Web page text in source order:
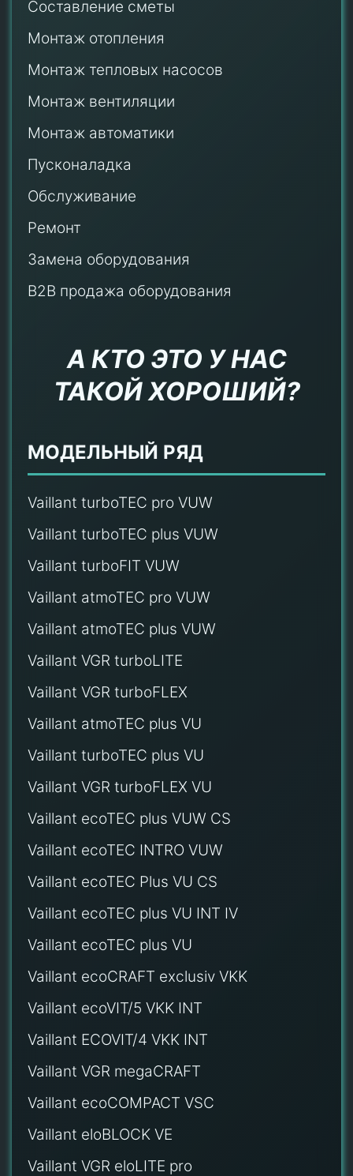
Составление сметы
Монтаж отопления
Монтаж тепловых насосов
Монтаж вентиляции
Монтаж автоматики
Пусконаладка
Обслуживание
Ремонт
Замена оборудования
B2B продажа оборудования
А КТО ЭТО У НАС
ТАКОЙ ХОРОШИЙ?
МОДЕЛЬНЫЙ РЯД
Vaillant turboTEC pro VUW
Vaillant turboTEC plus VUW
Vaillant turboFIT VUW
Vaillant atmoTEC pro VUW
Vaillant atmoTEC plus VUW
Vaillant VGR turboLITE
Vaillant VGR turboFLEX
Vaillant atmoTEC plus VU
Vaillant turboTEC plus VU
Vaillant VGR turboFLEX VU
Vaillant ecoTEC plus VUW CS
Vaillant ecoTEC INTRO VUW
Vaillant ecoTEC Plus VU CS
Vaillant ecoTEC plus VU INT IV
Vaillant ecoTEC plus VU
Vaillant ecoCRAFT exclusiv VKK
Vaillant ecoVIT/5 VKK INT
Vaillant ECOVIT/4 VKK INT
Vaillant VGR megaCRAFT
Vaillant ecoCOMPACT VSC
Vaillant eloBLOCK VE
Vaillant VGR eloLITE pro